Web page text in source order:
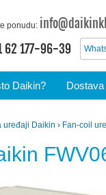
ponudu:
62 177-96-39
Daikin?
uređaji Daikin › Fan-coil